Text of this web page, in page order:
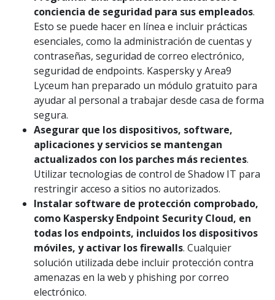
conciencia de seguridad para sus empleados.
Esto se puede hacer en línea e incluir prácticas
esenciales, como la administración de cuentas y
contraseñas, seguridad de correo electrónico,
seguridad de endpoints. Kaspersky y Area9
Lyceum han preparado un módulo gratuito para
ayudar al personal a trabajar desde casa de forma
segura.
Asegurar que los dispositivos, software,
aplicaciones y servicios se mantengan
actualizados con los parches más recientes.
Utilizar tecnologias de control de Shadow IT para
restringir acceso a sitios no autorizados.
Instalar software de protección comprobado,
como Kaspersky Endpoint Security Cloud, en
todas los endpoints, incluidos los dispositivos
móviles, y activar los firewalls. Cualquier
solución utilizada debe incluir protección contra
amenazas en la web y phishing por correo
electrónico.